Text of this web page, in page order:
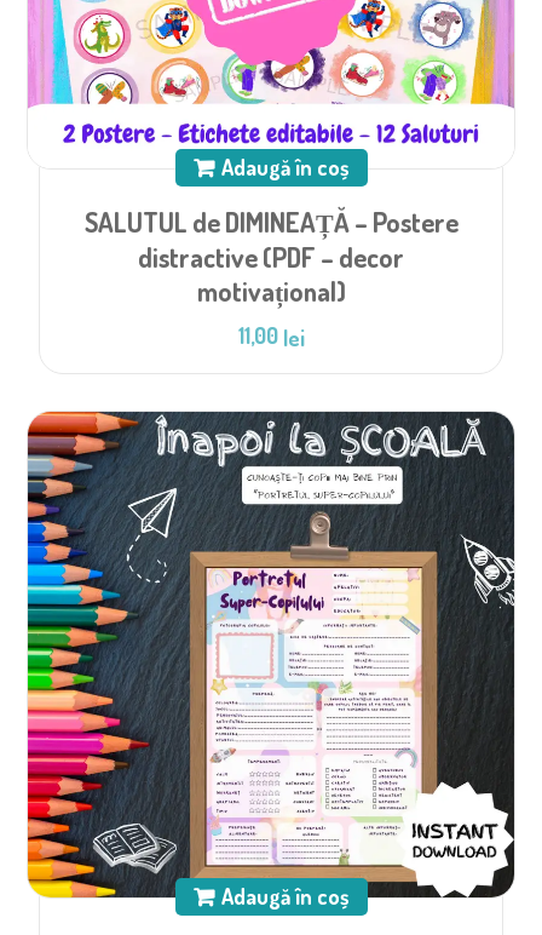
Adaugă în coș
SALUTUL de DIMINEAȚĂ – Postere
distractive (PDF – decor
motivațional)
11,00 lei
Adaugă în coș